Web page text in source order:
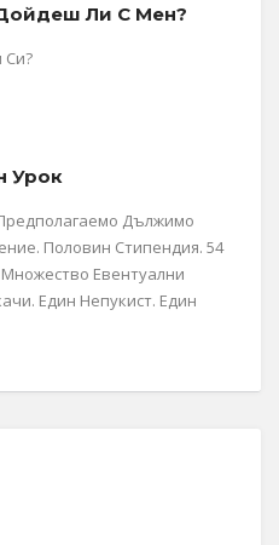
Ли С Мен?
Си?
Урок
Дължимо
Половин Стипендия. 54
Множество Евентуални
Един Непукист. Един